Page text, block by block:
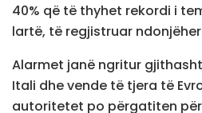
40% që të thyhet rekordi i
lartë, të regjistruar
Alarmet janë ngritur
Itali dhe vende të tjera të
autoritetet po përgatiten